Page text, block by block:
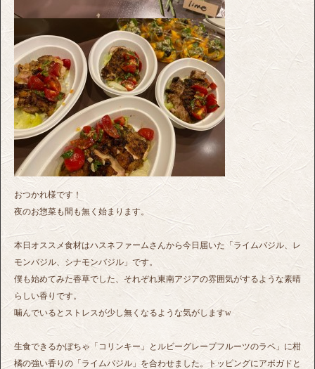
おつかれ様です！
夜のお惣菜も間も無く始まります。
本日オススメ食材はハスネファームさんから今日届いた「ライムバジル、レ
モンバジル、シナモンバジル」です。
僕も始めてみた香草でした、それぞれ東南アジアの雰囲気がするような素晴
らしい香りです。
噛んでいるとストレスが少し無くなるような気がしますw
生食できるかぼちゃ「コリンキー」とルビーグレープフルーツのラペ」に柑
橘の強い香りの「ライムバジル」を合わせました。トッピングにアボガドと